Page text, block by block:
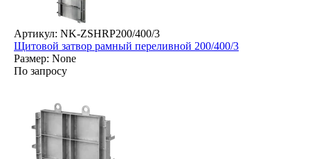
Артикул: NK-ZSHRP200/400/3
Щитовой затвор рамный переливной 200/400/3
Размер: None
По запросу